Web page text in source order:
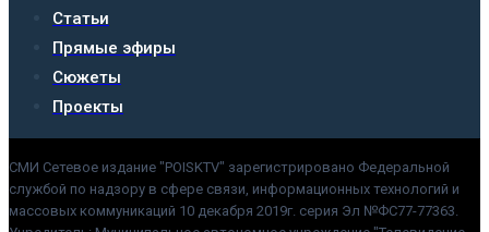
Статьи
Прямые эфиры
Сюжеты
Проекты
СМИ Сетевое издание "POISKTV" зарегистрировано Федеральной
службой по надзору в сфере связи, информационных технологий и
массовых коммуникаций 10 декабря 2019г. серия Эл №ФС77-77363.